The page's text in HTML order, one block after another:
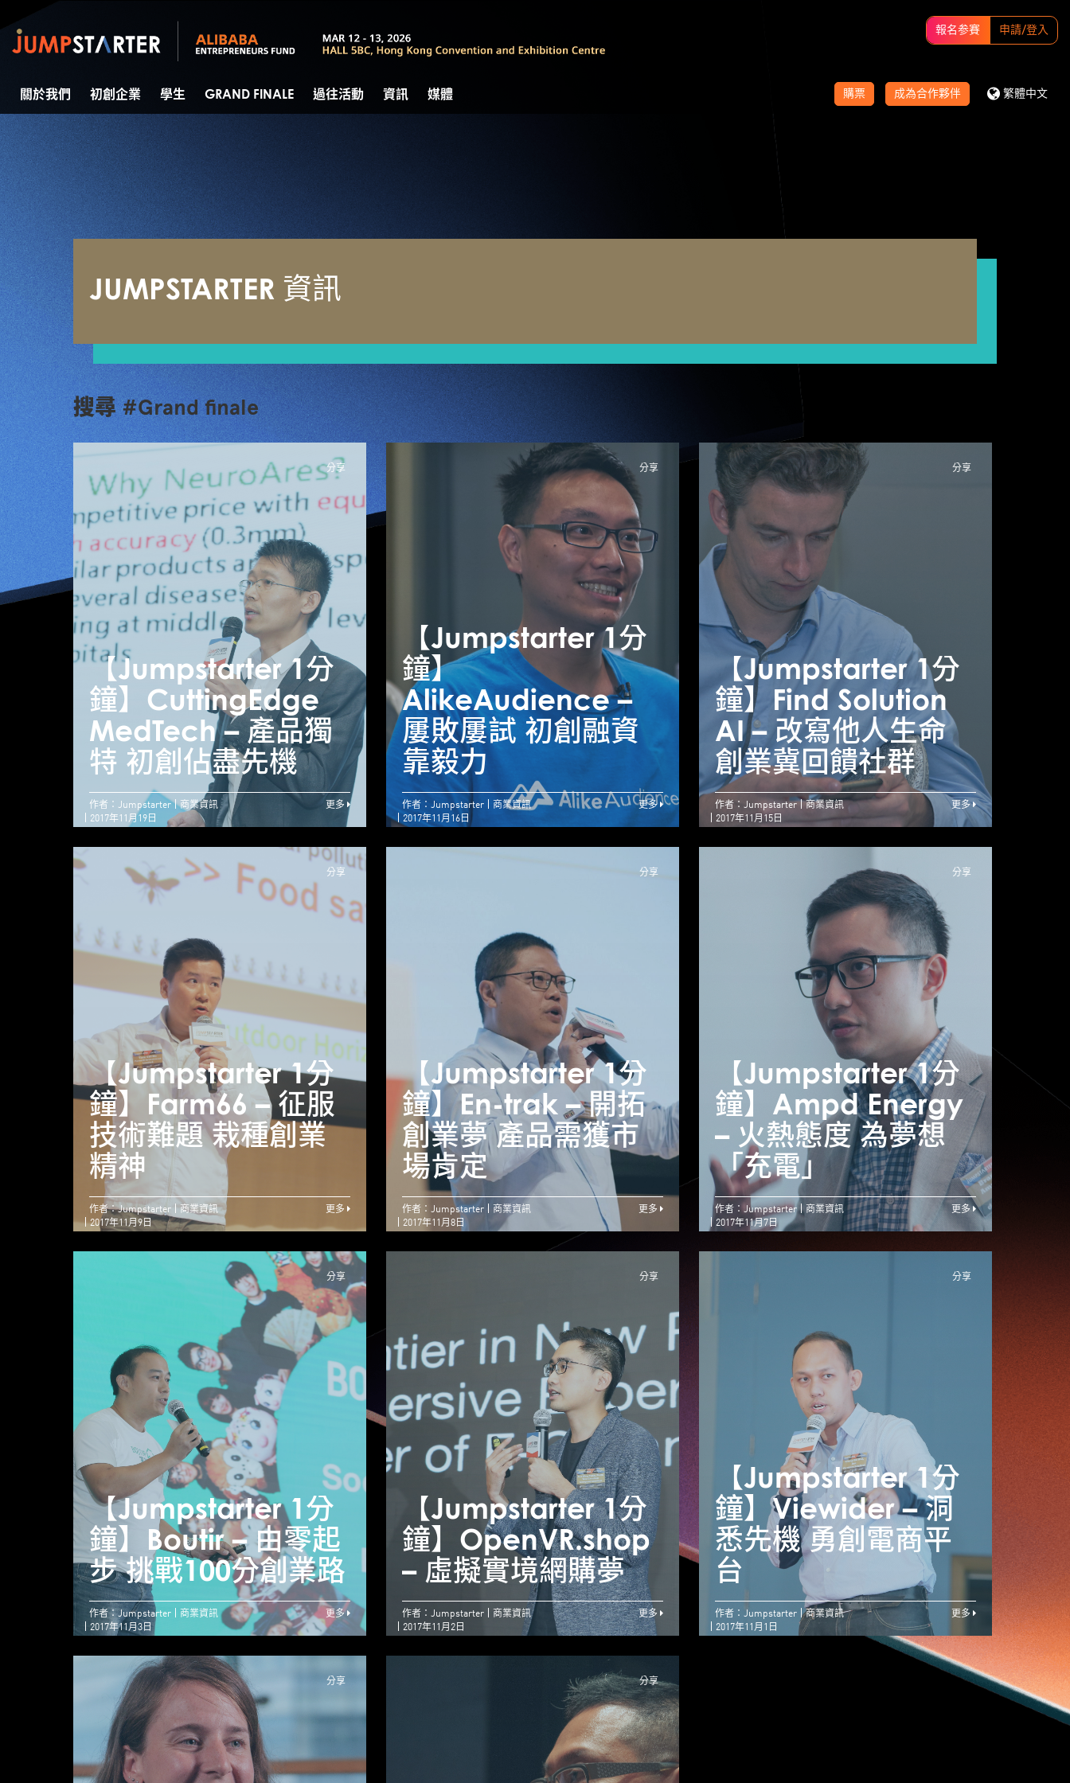
報名参賽 申請/登入
購票 成為合作夥伴 繁體中文
關於我們 初創企業 學生 GRAND FINALE 過往活動 資訊 媒體
JUMPSTARTER 資訊
搜尋 #Grand finale
分享
【Jumpstarter 1分
鐘】CuttingEdge
MedTech – 產品獨
特 初創佔盡先機
【Jumpstarter 1分
鐘】CuttingEdge
MedTech – 產品獨
特 初創佔盡先機
作者：Jumpstarter
商業資訊
2017年11月19日
更多
分享
【Jumpstarter 1分
鐘】
AlikeAudience –
屢敗屢試 初創融資
靠毅力
【Jumpstarter 1分
鐘】
AlikeAudience –
屢敗屢試 初創融資
靠毅力
作者：Jumpstarter
商業資訊
2017年11月16日
更多
分享
【Jumpstarter 1分
鐘】Find Solution
AI – 改寫他人生命
創業冀回饋社群
作者：Jumpstarter
商業資訊
2017年11月15日
更多
分享
【Jumpstarter 1分
鐘】Farm66 – 征服
技術難題 栽種創業
精神
【Jumpstarter 1分
鐘】Farm66 – 征服
技術難題 栽種創業
精神
作者：Jumpstarter
商業資訊
2017年11月9日
更多
分享
【Jumpstarter 1分
鐘】En-trak – 開拓
創業夢 產品需獲市
場肯定
【Jumpstarter 1分
鐘】En-trak – 開拓
創業夢 產品需獲市
場肯定
作者：Jumpstarter
商業資訊
2017年11月8日
更多
分享
【Jumpstarter 1分
鐘】Ampd Energy
– 火熱態度 為夢想
「充電」
【
鐘
作者：Jumpstarter
商業資訊
2017年11月7日
更多
分享
【Jumpstarter 1分
鐘】Boutir – 由零起
步 挑戰100分創業路
【Jumpstarter 1分
鐘】Boutir – 由零起
步 挑戰100分創業路
作者：Jumpstarter
商業資訊
2017年11月3日
更多
分享
【Jumpstarter 1分
鐘】OpenVR.shop
– 虛擬實境網購夢
【Jumpstarter 1分
鐘】OpenVR.shop
– 虛擬實境網購夢
作者：Jumpstarter
商業資訊
2017年11月2日
更多
分享
【Jumpstarter 1分
鐘】Viewider – 洞
悉先機 勇創電商平
台
【
鐘
悉
台
作者：Jumpstarter
商業資訊
2017年11月1日
更多
分享 分享